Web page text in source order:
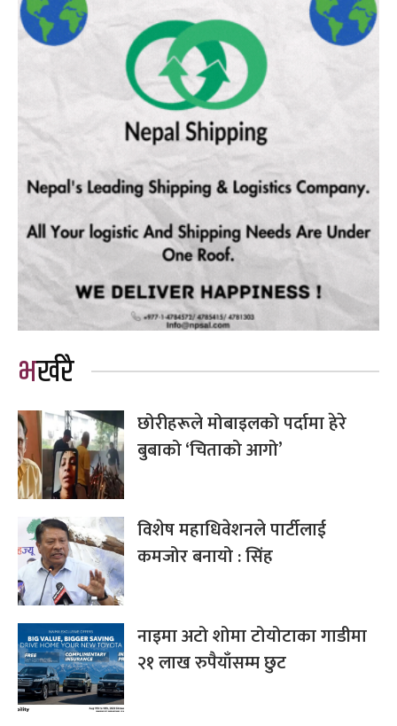
भर्खरै
छोरीहरूले मोबाइलको पर्दामा हेरे
बुबाको ‘चिताको आगो’
विशेष महाधिवेशनले पार्टीलाई
कमजोर बनायो : सिंह
नाइमा अटो शोमा टोयोटाका गाडीमा
२१ लाख रुपैयाँसम्म छुट